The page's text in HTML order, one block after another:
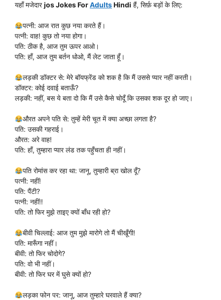
यहाँ मजेदारjos Jokes ForAdultsHindi हैं, सिर्फ़ बड़ों के लिए:
पत्नी: आज रात कुछ नया करते हैं।
पत्नी: वाह! कुछ तो नया होगा।
पति: ठीक है, आज तुम ऊपर आओ।
पति: हाँ, आज तुम बर्तन धोओ, मैं लेट जाता हूँ।
लड़की डॉक्टर से: मेरे बॉयफ्रेंड को शक है कि मैं उससे प्यार नहीं करती।
डॉक्टर: कोई दवाई बताऊँ?
लड़की: नहीं, बस ये बता दो कि मैं उसे कैसे चोदूँ कि उसका शक दूर हो जाए।
औरत अपने पति से: तुम्हें मेरी चूत में क्या अच्छा लगता है?
पति: उसकी गहराई।
औरत: अरे वाह!
पति: हाँ, तुम्हारा प्यार लंड तक पहुँचता ही नहीं।
पति रोमांस कर रहा था: जानू, तुम्हारी ब्रा खोल दूँ?
पत्नी: नहीं!
पति: पैंटी?
पत्नी: नहीं!!
पति: तो फिर मुझे ताइए क्यों बाँध रही हो?
बीवी चिल्लाई: आज तुम मुझे मारोगे तो मैं चीखूँगी!
पति: मारूँगा नहीं।
बीवी: तो फिर चोदोगे?
पति: वो भी नहीं।
बीवी: तो फिर घर में घुसे क्यों हो?
लड़का फोन पर: जानू, आज तुम्हारे घरवाले हैं क्या?